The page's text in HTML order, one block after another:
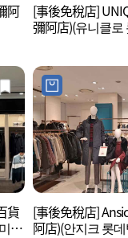
阿
[事後免稅店]
彌阿店)(유니클
貨
아
[事後免稅店]
阿店)(안지크 롯